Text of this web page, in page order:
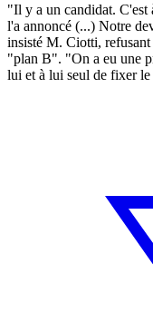
"Il y a un candidat. C'est
l'a annoncé (...) Notre
insisté M. Ciotti, refusant
"plan B". "On a eu une
lui et à lui seul de fixer